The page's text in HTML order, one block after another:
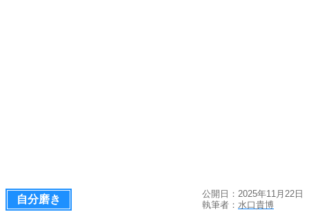
自分磨き
公開日：2025年11月22日
執筆者： 水口貴博